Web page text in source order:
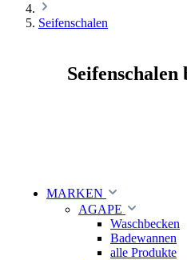
Seifenschalen
MARKEN
AGAPE
Waschbecken
Badewannen
alle Produkte